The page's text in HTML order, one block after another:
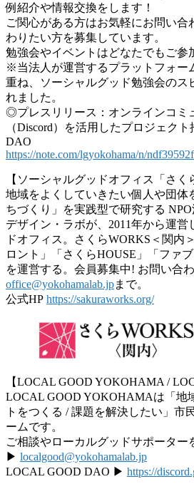
例紹介や情報交換をします！
ご関心がある方はお気軽にお問い合
わりたい方を募集しています。
勉強会やイベントはどなたでもご参
※当法人が運営するプラットフォー
重ね、ソーシャルグッド勉強会のス
れました。
◎プレスリリース：オンラインコミ
（Discord）を活用したプロジェク
DAO
https://note.com/lgyokohama/n/
【ソーシャルグッドオフィス「さく
地域をよくしていきたい個人や団体
ちづくり」を実践型で研究する
デザイン・ラボが、2011年から運営
ドオフィス。さくらWORKS＜関内
ロント」「さくらHOUSE」「ファ
を運営する。会員募集中! お問い合
office@yokohamalab.jpまで。
公式HP https://sakuraworks.org/
【LOCAL GOOD YOKOHAMA /
LOCAL GOOD YOKOHAMAは「地
トをつくる / 課題を解決したい」市
ームです。
ご相談やローカルグッドサポーター
▶︎ localgood@yokohamalab.jp
LOCAL GOOD DAO ▶︎ https://